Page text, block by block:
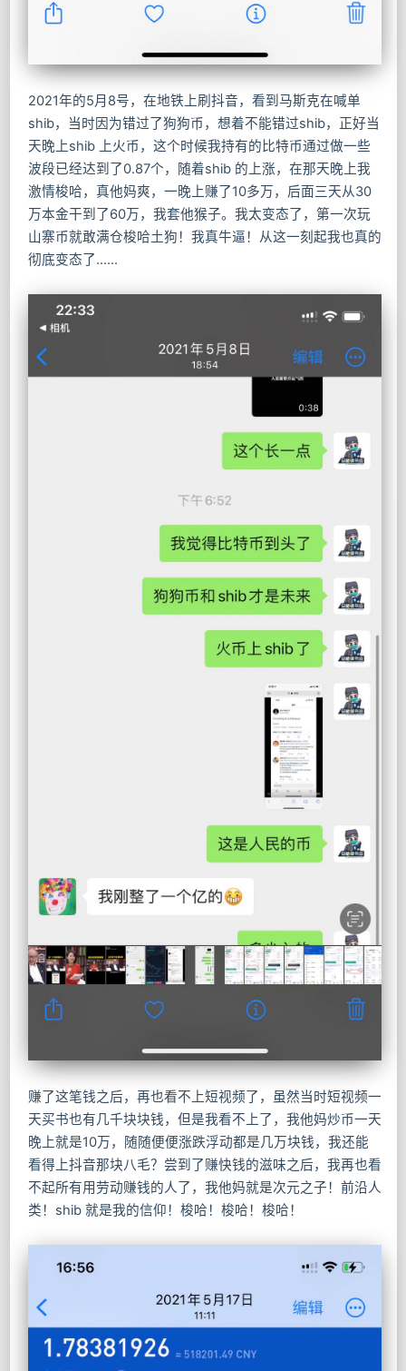
2021年的5月8号，在地铁上刷抖音，看到马斯克在喊单
shib，当时因为错过了狗狗币，想着不能错过shib，正好当
天晚上shib 上火币，这个时候我持有的比特币通过做一些
波段已经达到了0.87个，随着shib 的上涨，在那天晚上我
激情梭哈，真他妈爽，一晚上赚了10多万，后面三天从30
万本金干到了60万，我套他猴子。我太变态了，第一次玩
山寨币就敢满仓梭哈土狗！我真牛逼！从这一刻起我也真的
彻底变态了……
赚了这笔钱之后，再也看不上短视频了，虽然当时短视频一
天买书也有几千块块钱，但是我看不上了，我他妈炒币一天
晚上就是10万，随随便便涨跌浮动都是几万块钱，我还能
看得上抖音那块八毛？尝到了赚快钱的滋味之后，我再也看
不起所有用劳动赚钱的人了，我他妈就是次元之子！前沿人
类！shib 就是我的信仰！梭哈！梭哈！梭哈！